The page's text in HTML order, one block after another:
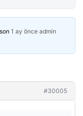
1 ay önce admin
#30005